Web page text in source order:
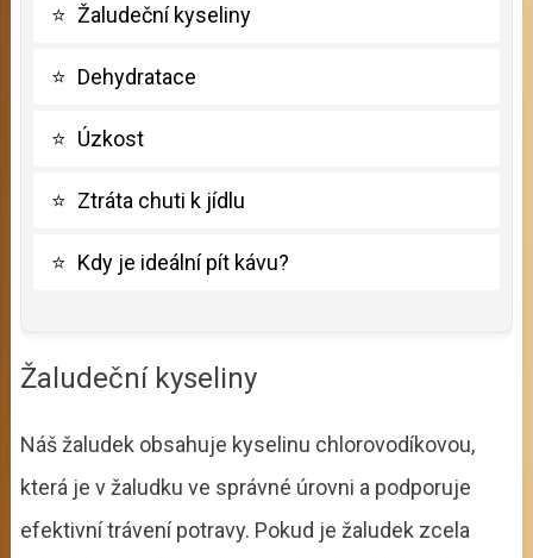
⭐ Žaludeční kyseliny
⭐ Dehydratace
⭐ Úzkost
⭐ Ztráta chuti k jídlu
⭐ Kdy je ideální pít kávu?
Žaludeční kyseliny
Náš žaludek obsahuje kyselinu chlorovodíkovou,
která je v žaludku ve správné úrovni a podporuje
efektivní trávení potravy. Pokud je žaludek zcela